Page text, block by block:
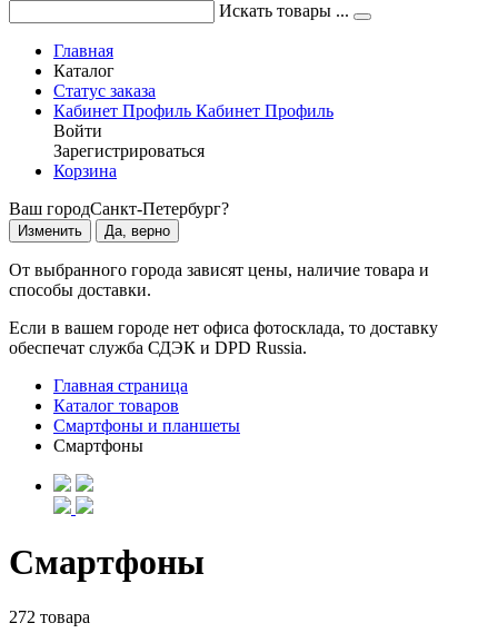
Искать товары ...
Главная
Каталог
Статус заказа
Кабинет Профиль Кабинет Профиль
Войти
Зарегистрироваться
Корзина
Ваш городСанкт-Петербург?
Изменить Да, верно
От выбранного города зависят цены, наличие товара и
способы доставки.
Если в вашем городе нет офиса фотосклада, то доставку
обеспечат служба СДЭК и DPD Russia.
Главная страница
Каталог товаров
Смартфоны и планшеты
Смартфоны
Смартфоны
272 товара